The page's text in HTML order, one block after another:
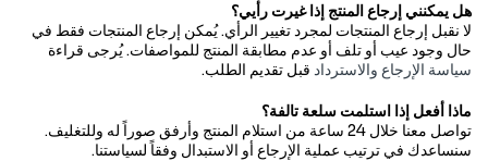
هل يمكنني إرجاع المنتج إذا غيرت رأيي؟
لا نقبل إرجاع المنتجات لمجرد تغيير الرأي. يُمكن إرجاع المنتجات فقط في
حال وجود عيب أو تلف أو عدم مطابقة المنتج للمواصفات. يُرجى قراءة
سياسة الإرجاع والاسترداد قبل تقديم الطلب.
ماذا أفعل إذا استلمت سلعة تالفة؟
تواصل معنا خلال 24 ساعة من استلام المنتج وأرفق صوراً له وللتغليف.
سنساعدك في ترتيب عملية الإرجاع أو الاستبدال وفقاً لسياستنا.